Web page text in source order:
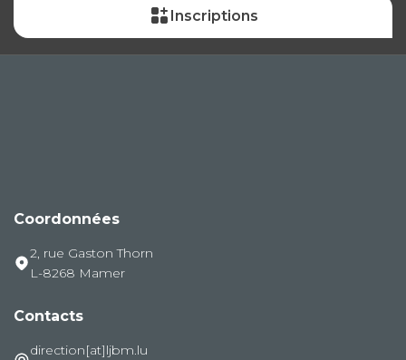
Inscriptions
Coordonnées
2, rue Gaston Thorn
L-8268 Mamer
Contacts
direction[at]ljbm.lu